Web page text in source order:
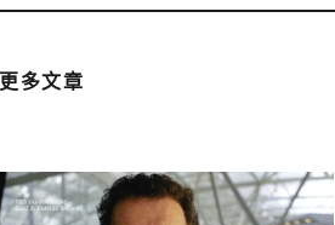
更多文章